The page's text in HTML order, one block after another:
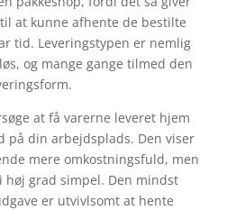
at kunne afhente de bestilte
tid. Leveringstypen er nemlig
og mange gange tilmed den
at få varerne leveret hjem
på din arbejdsplads. Den viser
mere omkostningsfuld, men
høj grad simpel. Den mindst
er utvivlsomt at hente